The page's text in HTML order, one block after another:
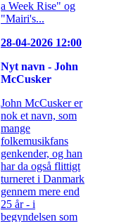
a Week Rise" og
"Mairi's...
28-04-2026 12:00
Nyt navn - John
McCusker
John McCusker er
nok et navn, som
mange
folkemusikfans
genkender, og han
har da også flittigt
turneret i Danmark
gennem mere end
25 år - i
begyndelsen som